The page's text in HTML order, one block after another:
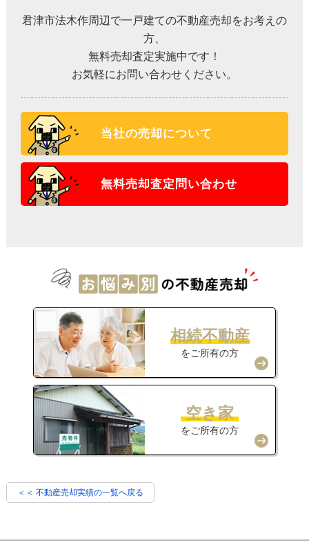
君津市法木作周辺で一戸建ての不動産売却をお考えの
方、
無料売却査定実施中です！
お気軽にお問い合わせください。
当社の売却について
無料売却査定問い合わせ
相続不動産
をご所有の方
空き家
をご所有の方
＜＜ 不動産売却実績の一覧へ戻る